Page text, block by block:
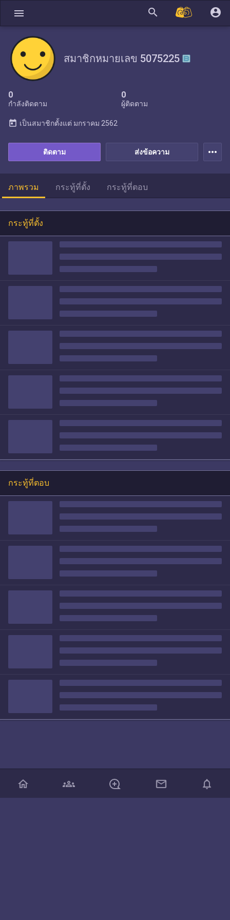
menu search account_circle
สมาชิกหมายเลข 5075225
0
กำลังติดตาม
0
ผู้ติดตาม
ส่งข้อความ
ติดตาม
today เป็นสมาชิกตั้งแต่ มกราคม 2562
more_horiz
ภาพรวม กระทู้ที่ตั้ง กระทู้ที่ตอบ
กระทู้ที่ตั้ง
กระทู้ที่ตอบ